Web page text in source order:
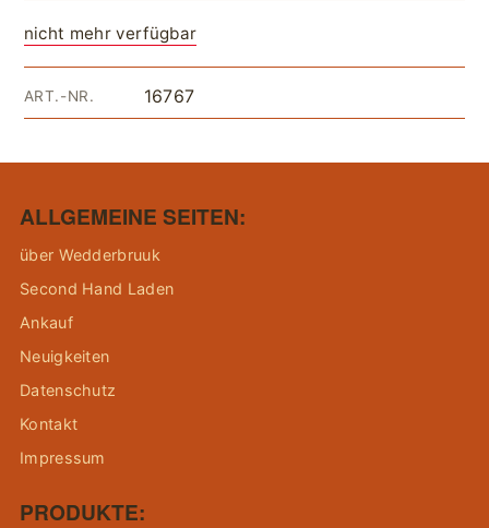
nicht mehr verfügbar
ART.-NR. 16767
ALLGEMEINE SEITEN:
über Wedderbruuk
Second Hand Laden
Ankauf
Neuigkeiten
Datenschutz
Kontakt
Impressum
PRODUKTE: